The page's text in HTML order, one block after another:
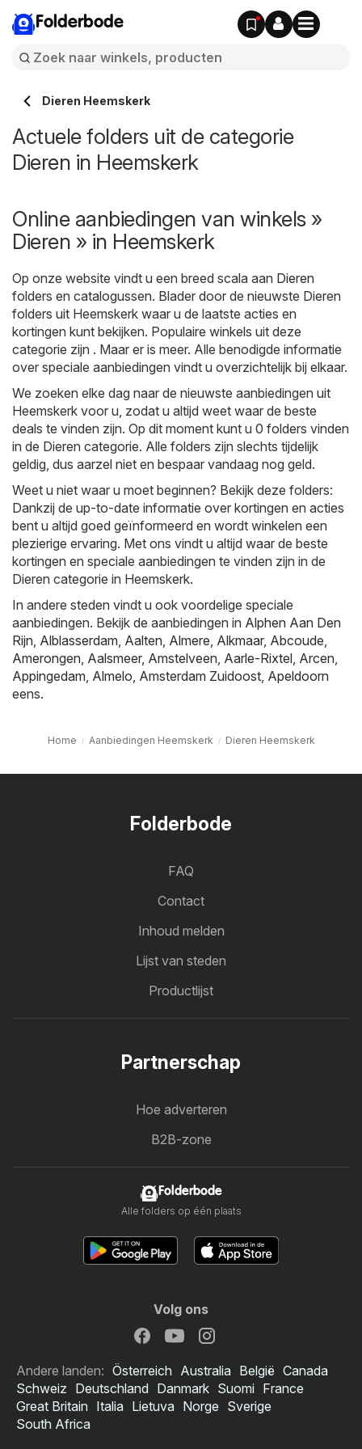
Folderbode
Dieren Heemskerk
Actuele folders uit de categorie
Dieren in Heemskerk
Online aanbiedingen van winkels »
Dieren » in Heemskerk
Op onze website vindt u een breed scala aan Dieren
folders en catalogussen. Blader door de nieuwste Dieren
folders uit Heemskerk waar u de laatste acties en
kortingen kunt bekijken. Populaire winkels uit deze
categorie zijn . Maar er is meer. Alle benodigde informatie
over speciale aanbiedingen vindt u overzichtelijk bij elkaar.
We zoeken elke dag naar de nieuwste aanbiedingen uit
Heemskerk voor u, zodat u altijd weet waar de beste
deals te vinden zijn. Op dit moment kunt u 0 folders vinden
in de Dieren categorie. Alle folders zijn slechts tijdelijk
geldig, dus aarzel niet en bespaar vandaag nog geld.
Weet u niet waar u moet beginnen? Bekijk deze folders:
Dankzij de up-to-date informatie over kortingen en acties
bent u altijd goed geïnformeerd en wordt winkelen een
plezierige ervaring. Met ons vindt u altijd waar de beste
kortingen en speciale aanbiedingen te vinden zijn in de
Dieren categorie in Heemskerk.
In andere steden vindt u ook voordelige speciale
aanbiedingen. Bekijk de aanbiedingen in Alphen Aan Den
Rijn, Alblasserdam, Aalten, Almere, Alkmaar, Abcoude,
Amerongen, Aalsmeer, Amstelveen, Aarle-Rixtel, Arcen,
Appingedam, Almelo, Amsterdam Zuidoost, Apeldoorn
eens.
Home Aanbiedingen Heemskerk Dieren Heemskerk
Folderbode
FAQ
Contact
Inhoud melden
Lijst van steden
Productlijst
Partnerschap
Hoe adverteren
B2B-zone
Folderbode
Alle folders op één plaats
Volg ons
Andere landen: Österreich Australia België Canada
Schweiz Deutschland Danmark Suomi France
Great Britain Italia Lietuva Norge Sverige
South Africa